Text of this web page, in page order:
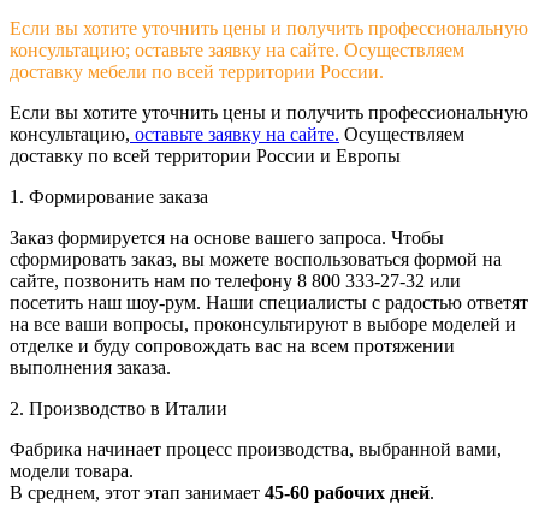
Если вы хотите уточнить цены и получить профессиональную
консультацию; оставьте заявку на сайте. Осуществляем
доставку мебели по всей территории России.
Если вы хотите уточнить цены и получить профессиональную
консультацию, оставьте заявку на сайте. Осуществляем
доставку по всей территории России и Европы
1. Формирование заказа
Заказ формируется на основе вашего запроса. Чтобы
сформировать заказ, вы можете воспользоваться формой на
сайте, позвонить нам по телефону 8 800 333-27-32 или
посетить наш шоу-рум. Наши специалисты с радостью ответят
на все ваши вопросы, проконсультируют в выборе моделей и
отделке и буду сопровождать вас на всем протяжении
выполнения заказа.
2. Производство в Италии
Фабрика начинает процесс производства, выбранной вами,
модели товара.
В среднем, этот этап занимает 45-60 рабочих дней.